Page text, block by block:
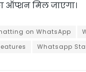
ऑप्शन मिल जाएगा।
on WhatsApp
Whatsapp